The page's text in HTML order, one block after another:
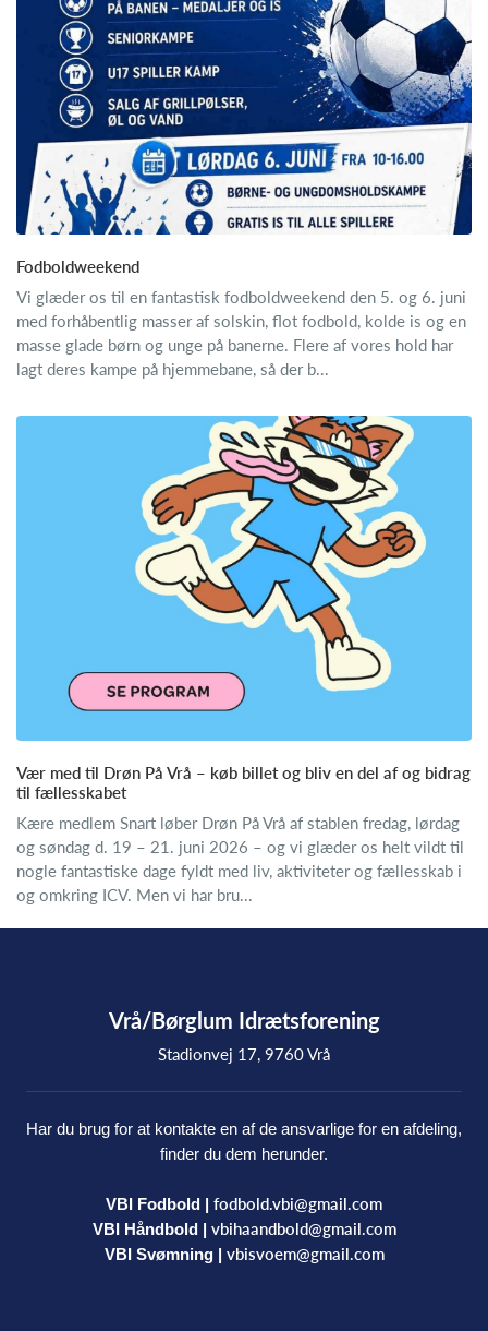
Fodboldweekend
Vi glæder os til en fantastisk fodboldweekend den 5. og 6. juni
med forhåbentlig masser af solskin, flot fodbold, kolde is og en
masse glade børn og unge på banerne. Flere af vores hold har
lagt deres kampe på hjemmebane, så der b...
Vær med til Drøn På Vrå – køb billet og bliv en del af og bidrag
til fællesskabet
Kære medlem Snart løber Drøn På Vrå af stablen fredag, lørdag
og søndag d. 19 – 21. juni 2026 – og vi glæder os helt vildt til
nogle fantastiske dage fyldt med liv, aktiviteter og fællesskab i
og omkring ICV. Men vi har bru...
Vrå/Børglum Idrætsforening
Stadionvej 17, 9760 Vrå
Har du brug for at kontakte en af de ansvarlige for en afdeling,
finder du dem herunder.
VBI Fodbold | fodbold.vbi@gmail.com
VBI Håndbold | vbihaandbold@gmail.com
VBI Svømning | vbisvoem@gmail.com